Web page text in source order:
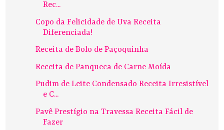
Rec...
Copo da Felicidade de Uva Receita
Diferenciada!
Receita de Bolo de Paçoquinha
Receita de Panqueca de Carne Moída
Pudim de Leite Condensado Receita Irresistível
e C...
Pavê Prestígio na Travessa Receita Fácil de
Fazer